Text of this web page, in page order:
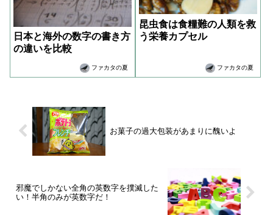
日本と海外の数字の書き方
の違いを比較
ファカタの夏
昆虫食は食糧難の人類を救
う栄養カプセル
ファカタの夏
お菓子の過大包装があまりに醜いよ
邪魔でしかない全角の英数字を撲滅した
い！半角のみが英数字だ！